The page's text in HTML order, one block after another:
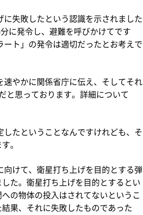
失敗したという認識を示されました
に発令し、避難を呼びかけてです
ト」の発令は適切だったとお考えで
やかに関係省庁に伝え、そしてそれ
と思っております。詳細について
たということなんですけれども、そ
。
けて、衛星打ち上げを目的とする弾
た。衛星打ち上げを目的とするとい
の物体の投入はされてないというこ
果、それに失敗したものであった